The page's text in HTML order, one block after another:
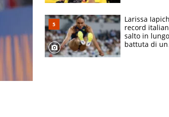
rischio da
Larissa
record
salto in
battuta di un